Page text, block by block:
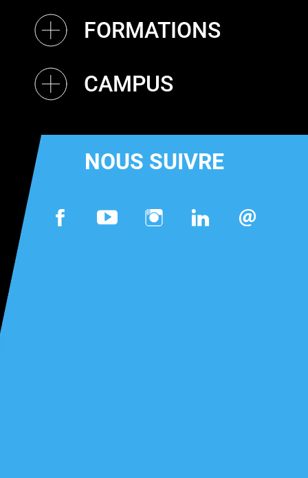
FORMATIONS
CAMPUS
NOUS SUIVRE